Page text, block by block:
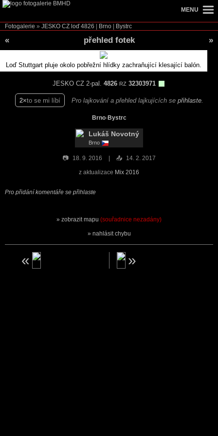
Fotogalerie » JESKO CZ loď 4826 Brno Bystrc
« přehled fotek »
Loď Stuttgart pluje okolo pobřežní hlídky zachraňující klesající balón.
JESKO CZ 2-pal. 4826 RZ 32303971
2 to se mi líbí Pro lajkování a přehled lajkujících se přihlaste.
Brno-Bystrc
Lukáš Novotný
Brno
📷 18. 9. 2016 📤 14. 2. 2017
z aktualizace Mix 2016
Pro přidání komentáře se přihlaste
zobrazit mapu (souřadnice nezadány)
nahlásit chybu
MENU